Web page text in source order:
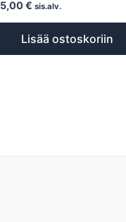
5,00€ sis.alv.
Lisää ostoskoriin